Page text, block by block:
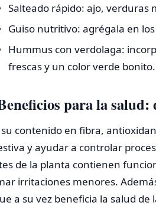
Salteado rápido: ajo,
Guiso nutritivo: agrégala en
Hummus con verdolaga:
frescas y un color verde bonito.
para la
su contenido en fibra,
y ayudar a controlar
de la planta contienen
irritaciones menores.
a su vez beneficia la salud